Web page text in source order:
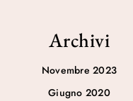
Archivi
Novembre 2023
Giugno 2020